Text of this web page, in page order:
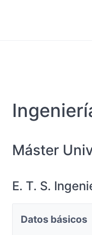
Máster
E. T. S.
Datos básicos